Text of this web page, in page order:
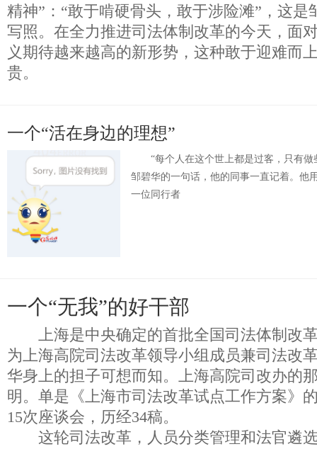
精神”：“敢于啃硬骨头，敢于涉险滩”，这是
写照。在全力推进司法体制改革的今天，面
义期待越来越高的新形势，这种敢于迎难而
贵。
一个“活在身边的理想”
“每个人在这个世上都是过客，只有做
邹碧华的一句话，他的同事一直记着。他
一位同行者
一个“无我”的好干部
上海是中央确定的首批全国司法体制改
为上海高院司法改革领导小组成员兼司法改
华身上的担子可想而知。上海高院司改办的
明。单是《上海市司法改革试点工作方案》
15次座谈会，历经34稿。
这轮司法改革，人员分类管理和法官遴